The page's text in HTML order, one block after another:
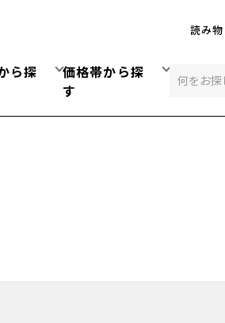
読み物
ら探
価格帯から探
す